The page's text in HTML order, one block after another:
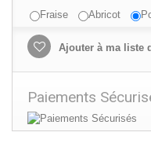
Fraise
Abricot
Ajouter à ma liste
Paiements